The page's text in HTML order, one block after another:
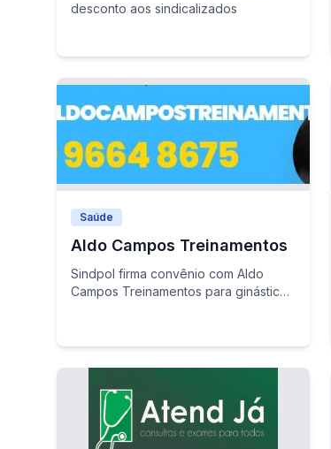
desconto aos sindicalizados
Saúde
Aldo Campos Treinamentos
Sindpol firma convênio com Aldo
Campos Treinamentos para ginástica